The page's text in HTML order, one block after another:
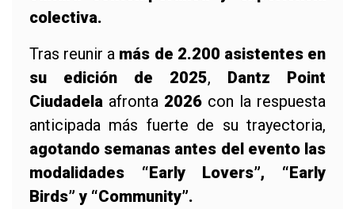
colectiva.
Tras reunir a más de 2.200 asistentes en
su edición de 2025, Dantz Point
Ciudadela afronta 2026 con la respuesta
anticipada más fuerte de su trayectoria,
agotando semanas antes del evento las
modalidades “Early Lovers”, “Early
Birds” y “Community”.